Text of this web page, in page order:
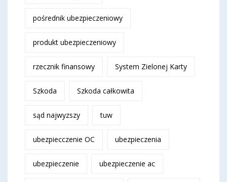
pośrednik ubezpieczeniowy
produkt ubezpieczeniowy
rzecznik finansowy System Zielonej Karty
Szkoda Szkoda całkowita
sąd najwyzszy tuw
ubezpiecczenie OC ubezpieczenia
ubezpieczenie ubezpieczenie ac